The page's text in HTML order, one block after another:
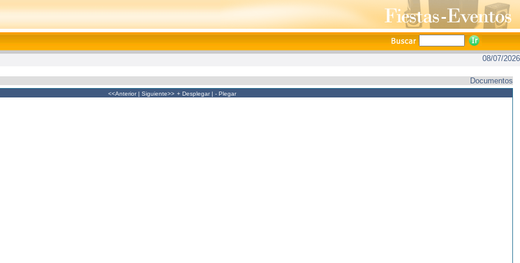
08/07/2026
Documentos
<<Anterior| Siguiente>> + Desplegar| - Plegar